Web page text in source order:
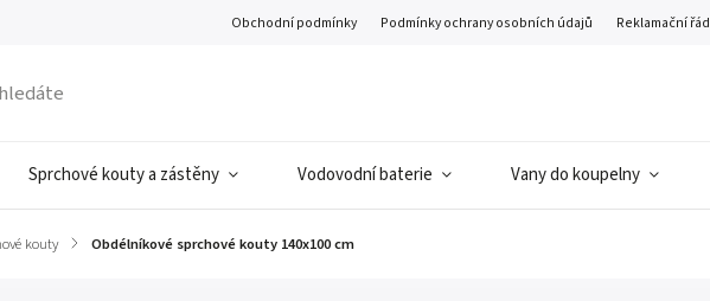
Obchodní podmínky Podmínky ochrany osobních údajů Reklamační řád
Sprchové kouty a zástěny Vodovodní baterie Vany do koupelny
kouty / Obdélníkové sprchové kouty 140x100 cm